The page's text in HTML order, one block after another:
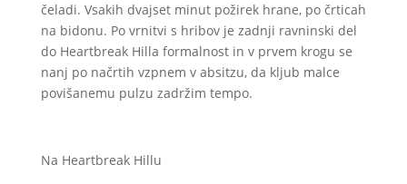
čeladi. Vsakih dvajset minut požirek hrane, po črticah
na bidonu. Po vrnitvi s hribov je zadnji ravninski del
do Heartbreak Hilla formalnost in v prvem krogu se
nanj po načrtih vzpnem v absitzu, da kljub malce
povišanemu pulzu zadržim tempo.
Na Heartbreak Hillu